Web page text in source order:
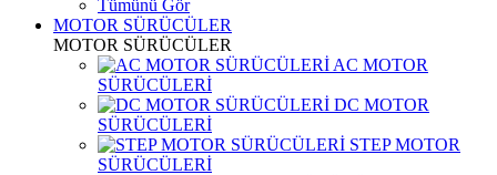
Tümünü Gör
MOTOR SÜRÜCÜLER
MOTOR SÜRÜCÜLER
AC MOTOR
SÜRÜCÜLERİ
DC MOTOR
SÜRÜCÜLERİ
STEP MOTOR
SÜRÜCÜLERİ